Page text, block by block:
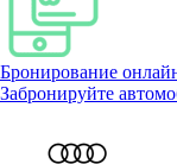
Бронирование
Забронируйте